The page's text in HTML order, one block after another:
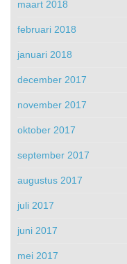
maart 2018
februari 2018
januari 2018
december 2017
november 2017
oktober 2017
september 2017
augustus 2017
juli 2017
juni 2017
mei 2017